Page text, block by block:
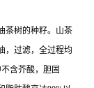
茶树的种籽。山茶
，过滤，全过程均
含芥酸，胆固